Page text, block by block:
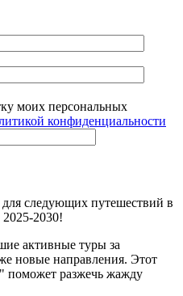
моих персональных
конфиденциальности
следующих путешествий в
2030!
активные туры за
новые направления. Этот
разжечь жажду